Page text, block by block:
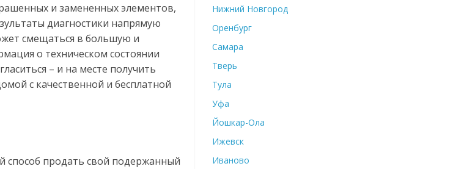
и замененных элементов,
диагностики напрямую
смещаться в большую и
о техническом состоянии
– и на месте получить
с качественной и бесплатной
способ продать свой подержанный
Нижний Новгород
Оренбург
Самара
Тверь
Тула
Уфа
Йошкар-Ола
Ижевск
Иваново